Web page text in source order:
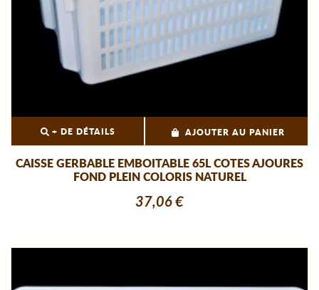
+ DE DÉTAILS AJOUTER AU PANIER
CAISSE GERBABLE EMBOITABLE 65L COTES AJOURES
FOND PLEIN COLORIS NATUREL
37,06 €